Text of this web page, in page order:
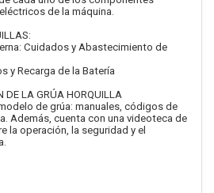
de la máquina.
Cuidados y Abastecimiento de
y Recarga de la Batería
DE LA GRÚA HORQUILLA
de grúa: manuales, códigos de
Además, cuenta con una videoteca de
la operación, la seguridad y el